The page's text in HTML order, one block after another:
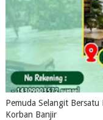
Pemuda Selangit
Korban Banjir